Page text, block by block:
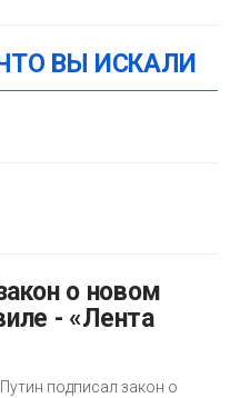
ВЫ ИСКАЛИ
- «Лента
подписал закон о